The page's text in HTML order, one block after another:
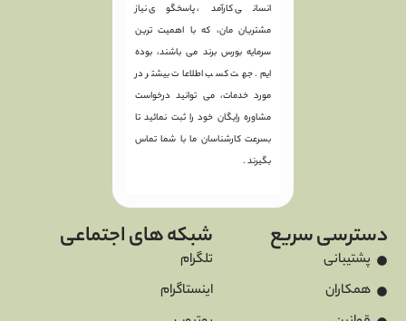
انسانی کارآمد، پاسخگوی نیاز
مشتریان مان، که با اهمیت ترین
سرمایه بورس برند می باشند، بوده
ایم. جهت کسب اطلاعات بیشتر در
مورد خدمات، می توانید درخواست
مشاوره رایگان خود را ثبت نمائید تا
بسرعت کارشناسان ما با شما تماس
بگیرند .
دسترسی سریع
پشتیبانی
همکاران
شبکه های اجتماعی
تلگرام
اینستاگرام